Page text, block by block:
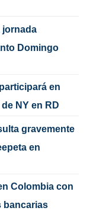
jornada
Domingo
en
NY en RD
gravemente
en
Colombia con
bancarias